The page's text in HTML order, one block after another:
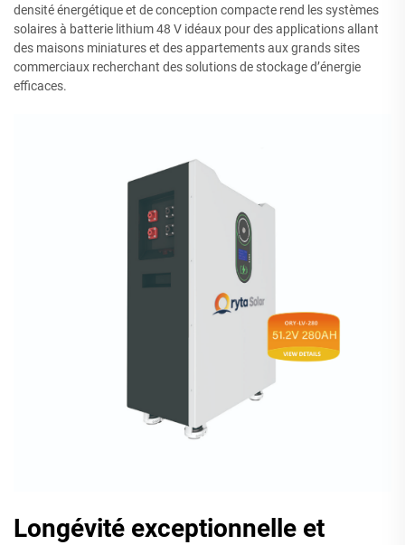
densité énergétique et de conception compacte rend les systèmes
solaires à batterie lithium 48 V idéaux pour des applications allant
des maisons miniatures et des appartements aux grands sites
commerciaux recherchant des solutions de stockage d’énergie
efficaces.
Longévité exceptionnelle et